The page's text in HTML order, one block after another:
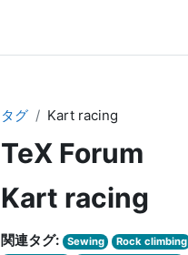
タグ Kart racing
TeX Forum
Kart racing
関連タグ: Sewing Rock climbing